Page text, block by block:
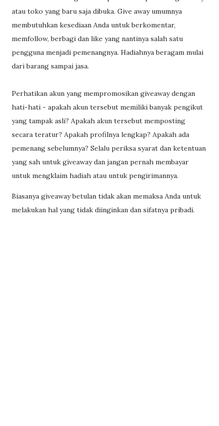
atau toko yang baru saja dibuka. Give away umumnya
membutuhkan kesediaan Anda untuk berkomentar,
memfollow, berbagi dan like yang nantinya salah satu
pengguna menjadi pemenangnya. Hadiahnya beragam mulai
dari barang sampai jasa.
Perhatikan akun yang mempromosikan giveaway dengan
hati-hati - apakah akun tersebut memiliki banyak pengikut
yang tampak asli? Apakah akun tersebut memposting
secara teratur? Apakah profilnya lengkap? Apakah ada
pemenang sebelumnya? Selalu periksa syarat dan ketentuan
yang sah untuk giveaway dan jangan pernah membayar
untuk mengklaim hadiah atau untuk pengirimannya.
Biasanya giveaway betulan tidak akan memaksa Anda untuk
melakukan hal yang tidak diinginkan dan sifatnya pribadi.